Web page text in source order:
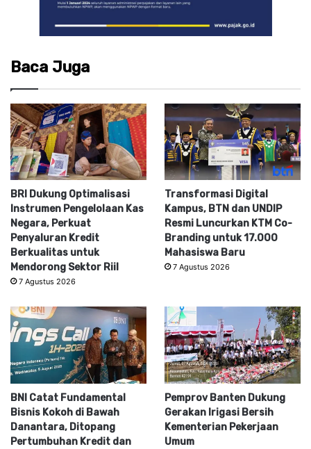
Baca Juga
BRI Dukung Optimalisasi
Instrumen Pengelolaan Kas
Negara, Perkuat
Penyaluran Kredit
Berkualitas untuk
Mendorong Sektor Riil
7 Agustus 2026
Transformasi Digital
Kampus, BTN dan UNDIP
Resmi Luncurkan KTM Co-
Branding untuk 17.000
Mahasiswa Baru
7 Agustus 2026
BNI Catat Fundamental
Bisnis Kokoh di Bawah
Danantara, Ditopang
Pertumbuhan Kredit dan
Pemprov Banten Dukung
Gerakan Irigasi Bersih
Kementerian Pekerjaan
Umum